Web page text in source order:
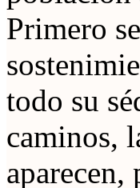
Primero
todo su
caminos,
aparecen,